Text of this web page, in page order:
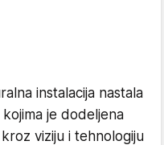
instalacija nastala
je dodeljena
viziju i tehnologiju